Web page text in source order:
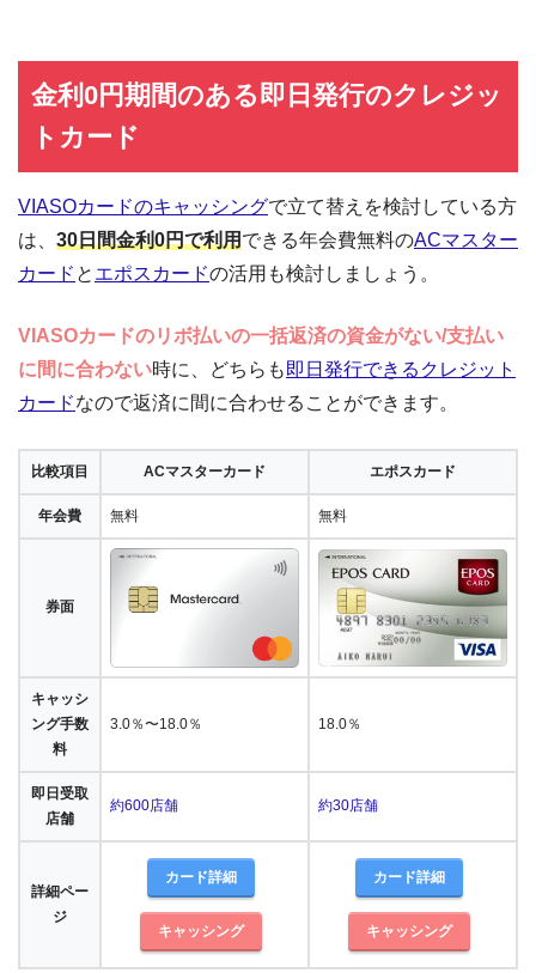
金利0円期間のある即日発行のクレジッ
トカード
VIASOカードのキャッシングで立て替えを検討している方
は、 30日間金利0円で利用できる年会費無料のACマスター
カード と エポスカードの活用も検討しましょう。
VIASOカードのリボ払いの一括返済の資金がない/支払い
に間に合わない時に、どちらも 即日発行できるクレジット
カードなので返済に間に合わせることができます。
比較項目 ACマスターカード エポスカード
年会費 無料 無料
券面
キャッシ
ング手数
料
3.0％〜18.0％ 18.0％
即日受取
店舗
約600店舗 約30店舗
詳細ペー
ジ
カード詳細
キャッシング
カード詳細
キャッシング